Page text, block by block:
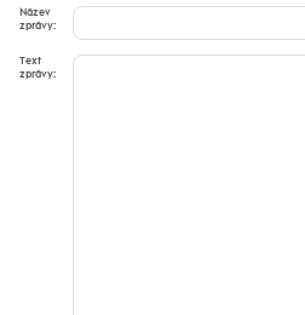
Název
zprávy:
Text
zprávy: